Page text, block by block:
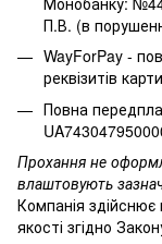
П.В. (в
WayForPay -
реквізитів
Повна
Прохання не
влаштовують
Компанія
якості згідно